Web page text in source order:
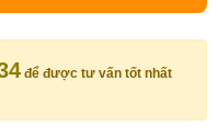
để được tư vấn tốt nhất